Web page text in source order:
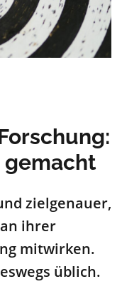
gemacht
zielgenauer,
ihrer
mitwirken.
üblich.